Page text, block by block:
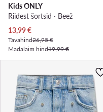
Kids ONLY
Riidest šortsid · Beež
Praegune hind
13,99€
Tavahind26,95 €
Madalaim hind19,99 €